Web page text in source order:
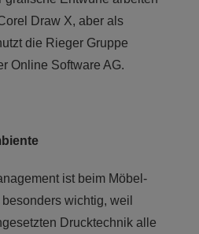
Draw X, aber als
die Rieger Gruppe
Online Software AG.
ist beim Möbel-
wichtig, weil
Drucktechnik alle